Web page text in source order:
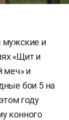
мужские и
«Щит и
меч» и
бои 5 на
году
конного